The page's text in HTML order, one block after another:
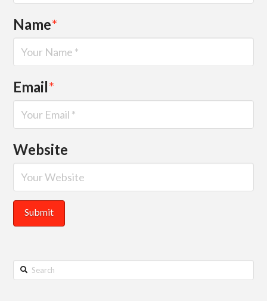
Name*
Email*
Website
Search